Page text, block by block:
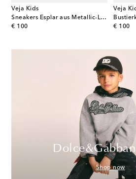
Veja Kids
Sneakers Esplar aus Metallic-Leder
€ 100
original price
Veja
€ 100
original
Shop now